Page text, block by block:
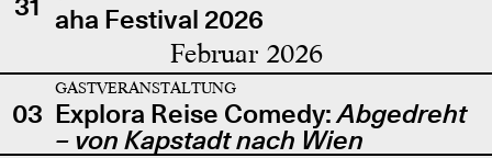
aha Festival 2026
Februar 2026
03
GASTVERANSTALTUNG
Explora Reise Comedy:Abgedreht
– von Kapstadt nach Wien